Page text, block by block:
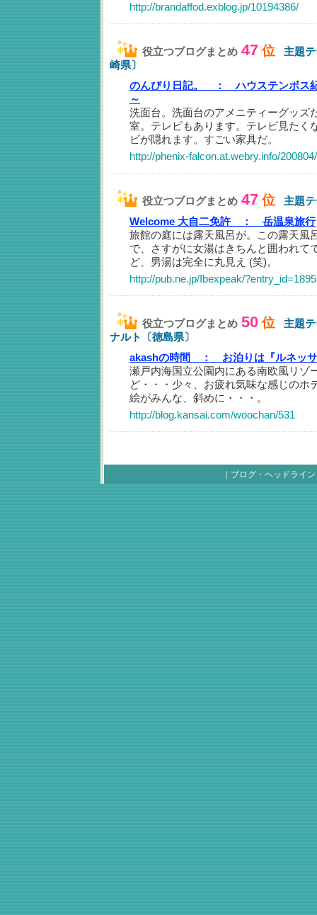
http://brandaffod.exblog.jp/10194386/
役立つブログまとめ 47 位
主題
崎県〕
のんびり日記。 ：
ハウステンボス
～
洗面台。洗面台のアメニティーグッ
室。テレビもあります。テレビ見たく
ビが隠れます。すごい家具だ。
http://phenix-falcon.at.webry.info/
役立つブログまとめ 47 位
主題
Welcome 大自二免許 ：
岳温泉旅行
旅館の庭には露天風呂が。この露天風
で、さすがに女湯はきちんと囲われて
ど、男湯は完全に丸見え (笑)。
http://pub.ne.jp/Ibexpeak/
役立つブログまとめ 50 位
主題
ナルト〔徳島県〕
akashの時間 ：
お泊りは『ルネ
瀬戸内海国立公園内にある南欧風リゾ
ど・・・少々、お疲れ気味な感じのホ
絵がみんな、斜めに・・・。
http://blog.kansai.com/woochan/531
ブログ・ヘッドライ